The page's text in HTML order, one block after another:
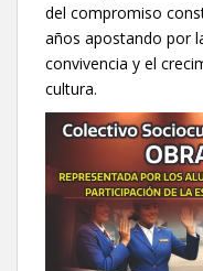
del compromiso
años apostando por
convivencia y el
cultura.